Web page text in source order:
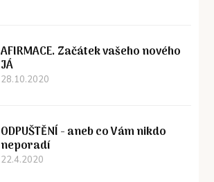
AFIRMACE. Začátek vašeho nového
JÁ
28.10.2020
ODPUŠTĚNÍ - aneb co Vám nikdo
neporadí
22.4.2020